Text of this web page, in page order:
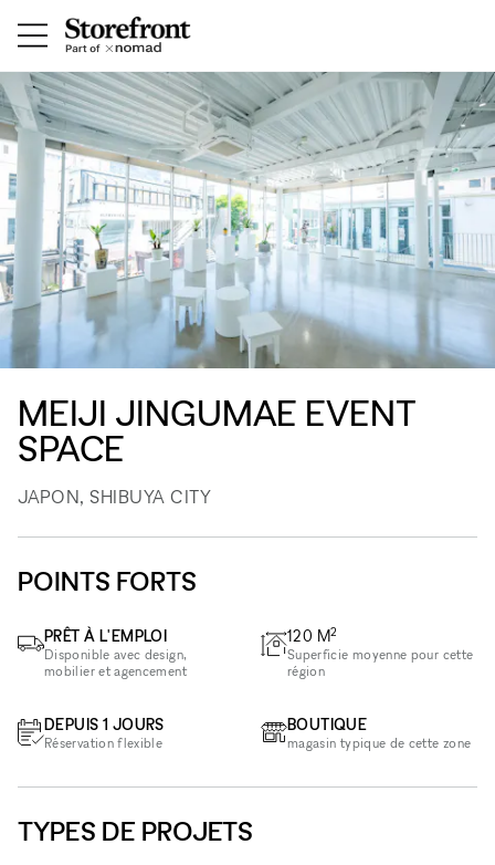
MEIJI JINGUMAE EVENT
SPACE
JAPON, SHIBUYA CITY
POINTS FORTS
PRÊT À L'EMPLOI
Disponible avec design,
mobilier et agencement
DEPUIS 1 JOURS
Réservation flexible
120 M2
Superficie moyenne pour cette
région
BOUTIQUE
magasin typique de cette zone
TYPES DE PROJETS